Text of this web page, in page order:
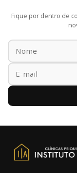
Fique por dentro de